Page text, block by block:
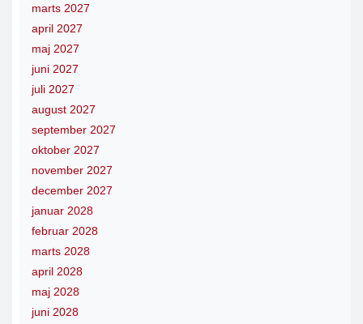
marts 2027
april 2027
maj 2027
juni 2027
juli 2027
august 2027
september 2027
oktober 2027
november 2027
december 2027
januar 2028
februar 2028
marts 2028
april 2028
maj 2028
juni 2028